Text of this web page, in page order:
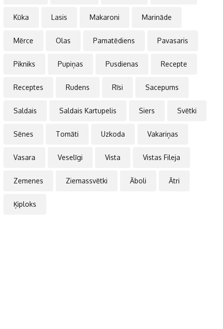
Kūka Lasis Makaroni Marināde
Mērce Olas Pamatēdiens Pavasaris
Pikniks Pupiņas Pusdienas Recepte
Receptes Rudens Rīsi Sacepums
Saldais Saldais Kartupelis Siers Svētki
Sēnes Tomāti Uzkoda Vakariņas
Vasara Veselīgi Vista Vistas Fileja
Zemenes Ziemassvētki Āboli Ātri
Ķiploks